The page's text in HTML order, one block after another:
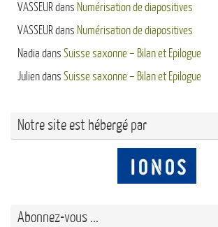
VASSEURdans Numérisation de diapositives
VASSEURdans Numérisation de diapositives
Nadia dans Suisse saxonne – Bilan et Epilogue
Juliendans Suisse saxonne – Bilan et Epilogue
Notre site est hébergé par
Abonnez-vous ...